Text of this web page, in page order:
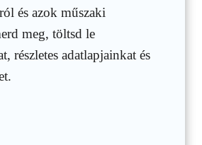
és azok műszaki
meg, töltsd le
részletes adatlapjainkat és